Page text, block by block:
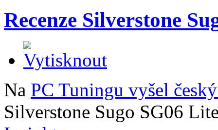
Recenze Silverstone
Na PC Tuningu vyšel
Silverstone Sugo SG06